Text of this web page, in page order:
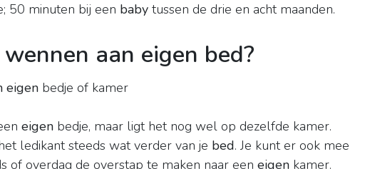
50 minuten bij een baby tussen de drie en acht maanden.
aan eigen bed?
eigen bedje of kamer
eigen bedje, maar ligt het nog wel op dezelfde kamer.
ledikant steeds wat verder van je bed. Je kunt er ook mee
of overdag de overstap te maken naar een eigen kamer.